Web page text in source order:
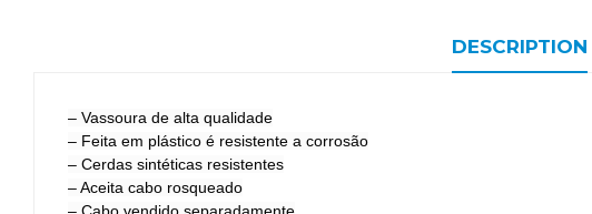
DESCRIPTION
– Vassoura de alta qualidade
– Feita em plástico é resistente a corrosão
– Cerdas sintéticas resistentes
– Aceita cabo rosqueado
– Cabo vendido separadamente